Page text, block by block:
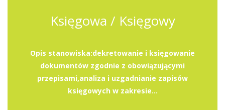
Księgowa / Księgowy
Opis stanowiska:dekretowanie i księgowanie
dokumentów zgodnie z obowiązującymi
przepisami,analiza i uzgadnianie zapisów
księgowych w zakresie...